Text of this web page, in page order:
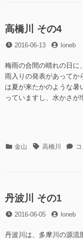
高橋川 その4
投
日
2016-06-13
投
者
loneb
梅雨の合間の晴れの日に
雨入りの発表があってか
は夏が来たかのような暑
っていますし、水かさが
カ 金山
タ 高橋川
高
丹波川 その1
投
日
2016-06-05
投
者
loneb
丹波川は、多摩川の源流